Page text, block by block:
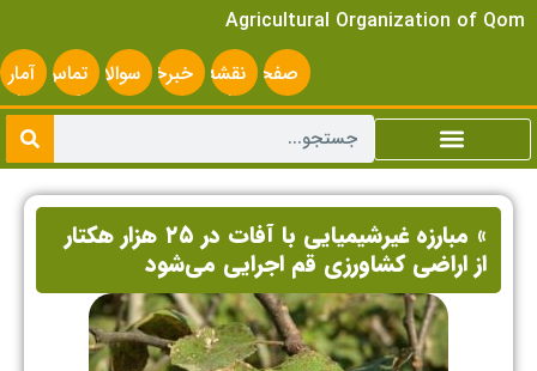
Agricultural Organization of Qom
صفحه
اصلی
نقشه
سایت
خبرخوانسوالات
متداول
تماس
با ما
آمار
» مبارزه غیرشیمیایی با آفات در ۲۵ هزار هکتار
از اراضی کشاورزی قم اجرایی می‌شود